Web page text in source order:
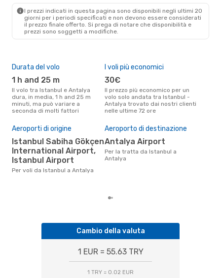
I prezzi indicati in questa pagina sono disponibili negli ultimi 20
giorni per i periodi specificati e non devono essere considerati
il ​​prezzo finale offerto. Si prega di notare che disponibilità e
prezzi sono soggetti a modifiche.
Durata del volo
1 h and 25 m
Il volo tra Istanbul e Antalya
dura, in media, 1 h and 25 m
minuti, ma può variare a
seconda di molti fattori
I voli più economici
30€
Il prezzo più economico per un
volo solo andata tra Istanbul -
Antalya trovato dai nostri clienti
nelle ultime 72 ore
Aeroporti di origine
International Airport,
Istanbul Airport
Per voli da Istanbul a Antalya
Aeroporto di destinazione
Antalya Airport
Per la tratta da Istanbul a
Antalya
Cambio della valuta
1 EUR = 55.63 TRY
1 TRY = 0.02 EUR